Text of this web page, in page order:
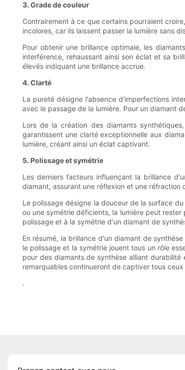
3. Grade de couleur
Contrairement à ce que certains pourraient
incolores, car ils laissent passer la lumière sans
Pour obtenir une brillance optimale, les
interférence, rehaussant ainsi son éclat et sa
élevés indiquant une brillance accrue.
4. Clarté
La pureté désigne l'absence d'imperfections
avec le passage de la lumière. Pour un diamant
Lors de la création des diamants
garantissent une clarté exceptionnelle aux
lumière, créant ainsi un éclat captivant.
5. Polissage et symétrie
Les derniers facteurs influençant la brillance
diamant, assurant une réflexion et une réfraction
Le polissage désigne la douceur de la surface
ou une symétrie déficients, la lumière peut
polissage et à la symétrie d'un diamant de
En résumé, la brillance d'un diamant de
le polissage et la symétrie jouent tous un rôle
pour des diamants de synthèse alliant
remarquables continueront de captiver tous
.